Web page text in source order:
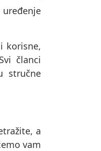
korisne,
članci
stručne
a
vam